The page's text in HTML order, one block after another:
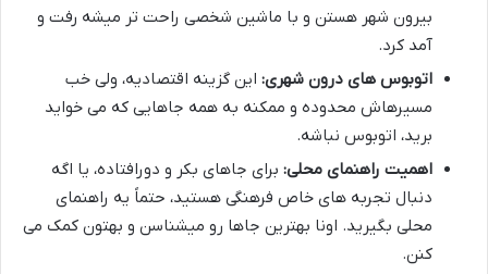
بیرون شهر هستن و با ماشین شخصی راحت تر میشه رفت و
آمد کرد.
اتوبوس های درون شهری: این گزینه اقتصادیه، ولی خب
مسیرهاش محدوده و ممکنه به همه جاهایی که می خواید
برید، اتوبوس نباشه.
اهمیت راهنمای محلی: برای جاهای بکر و دورافتاده، یا اگه
دنبال تجربه های خاص فرهنگی هستید، حتماً یه راهنمای
محلی بگیرید. اونا بهترین جاها رو میشناسن و بهتون کمک می
کنن.